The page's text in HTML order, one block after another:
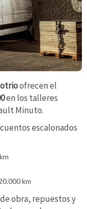
ofrecen el
en los talleres
Minuto.
escalonados
km
obra, repuestos y